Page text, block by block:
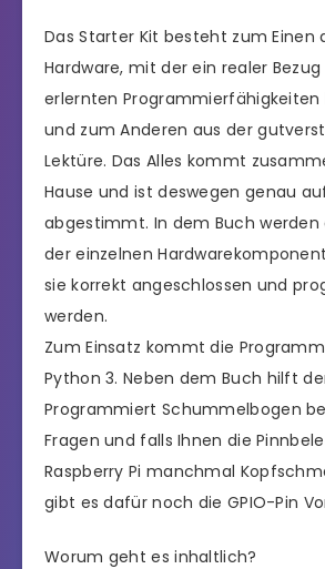
Das Starter Kit besteht zum Einen
Hardware, mit der ein realer
erlernten Programmierfähigkeiten
und zum Anderen aus der
Lektüre. Das Alles kommt
Hause und ist deswegen genau
abgestimmt. In dem Buch werden
der einzelnen
sie korrekt angeschlossen und
werden.
Zum Einsatz kommt die
Python 3. Neben dem Buch hilft
Programmiert Schummelbogen
Fragen und falls Ihnen die
Raspberry Pi manchmal
gibt es dafür noch die GPIO-Pin
Worum geht es inhaltlich?